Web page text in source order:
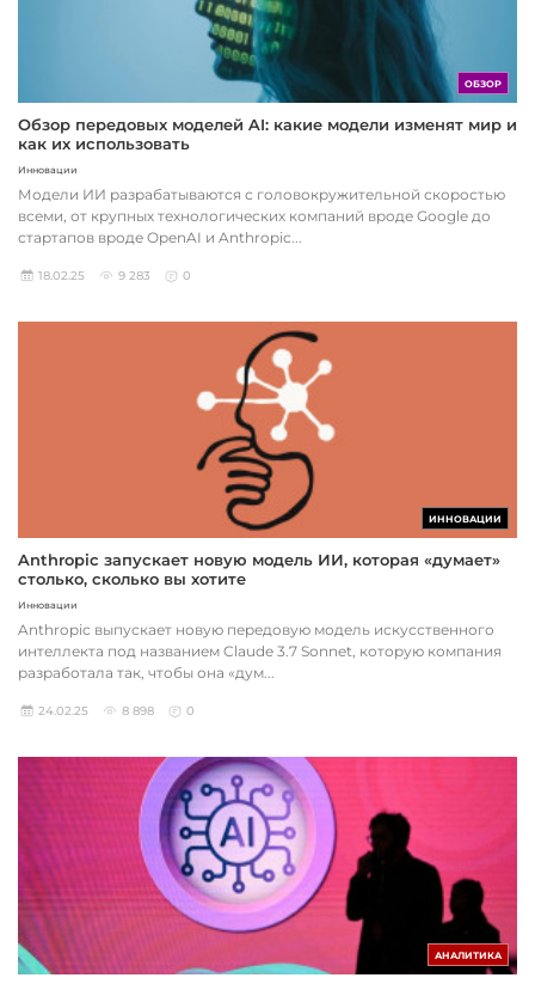
ОБЗОР
Обзор передовых моделей AI: какие модели изменят мир и
как их использовать
Инновации
Модели ИИ разрабатываются с головокружительной скоростью
всеми, от крупных технологических компаний вроде Google до
стартапов вроде OpenAI и Anthropic...
18.02.25 9 283 0
ИННОВАЦИИ
Anthropic запускает новую модель ИИ, которая «думает»
столько, сколько вы хотите
Инновации
Anthropic выпускает новую передовую модель искусственного
интеллекта под названием Claude 3.7 Sonnet, которую компания
разработала так, чтобы она «дум...
24.02.25 8 898 0
АНАЛИТИКА